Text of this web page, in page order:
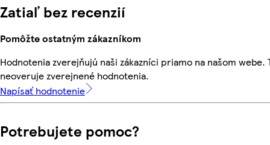
Zatiaľ bez recenzií
Pomôžte ostatným zákazníkom
Hodnotenia zverejňujú naši zákazníci priamo na našom webe.
neoveruje zverejnené hodnotenia.
Napísať hodnotenie
Potrebujete pomoc?